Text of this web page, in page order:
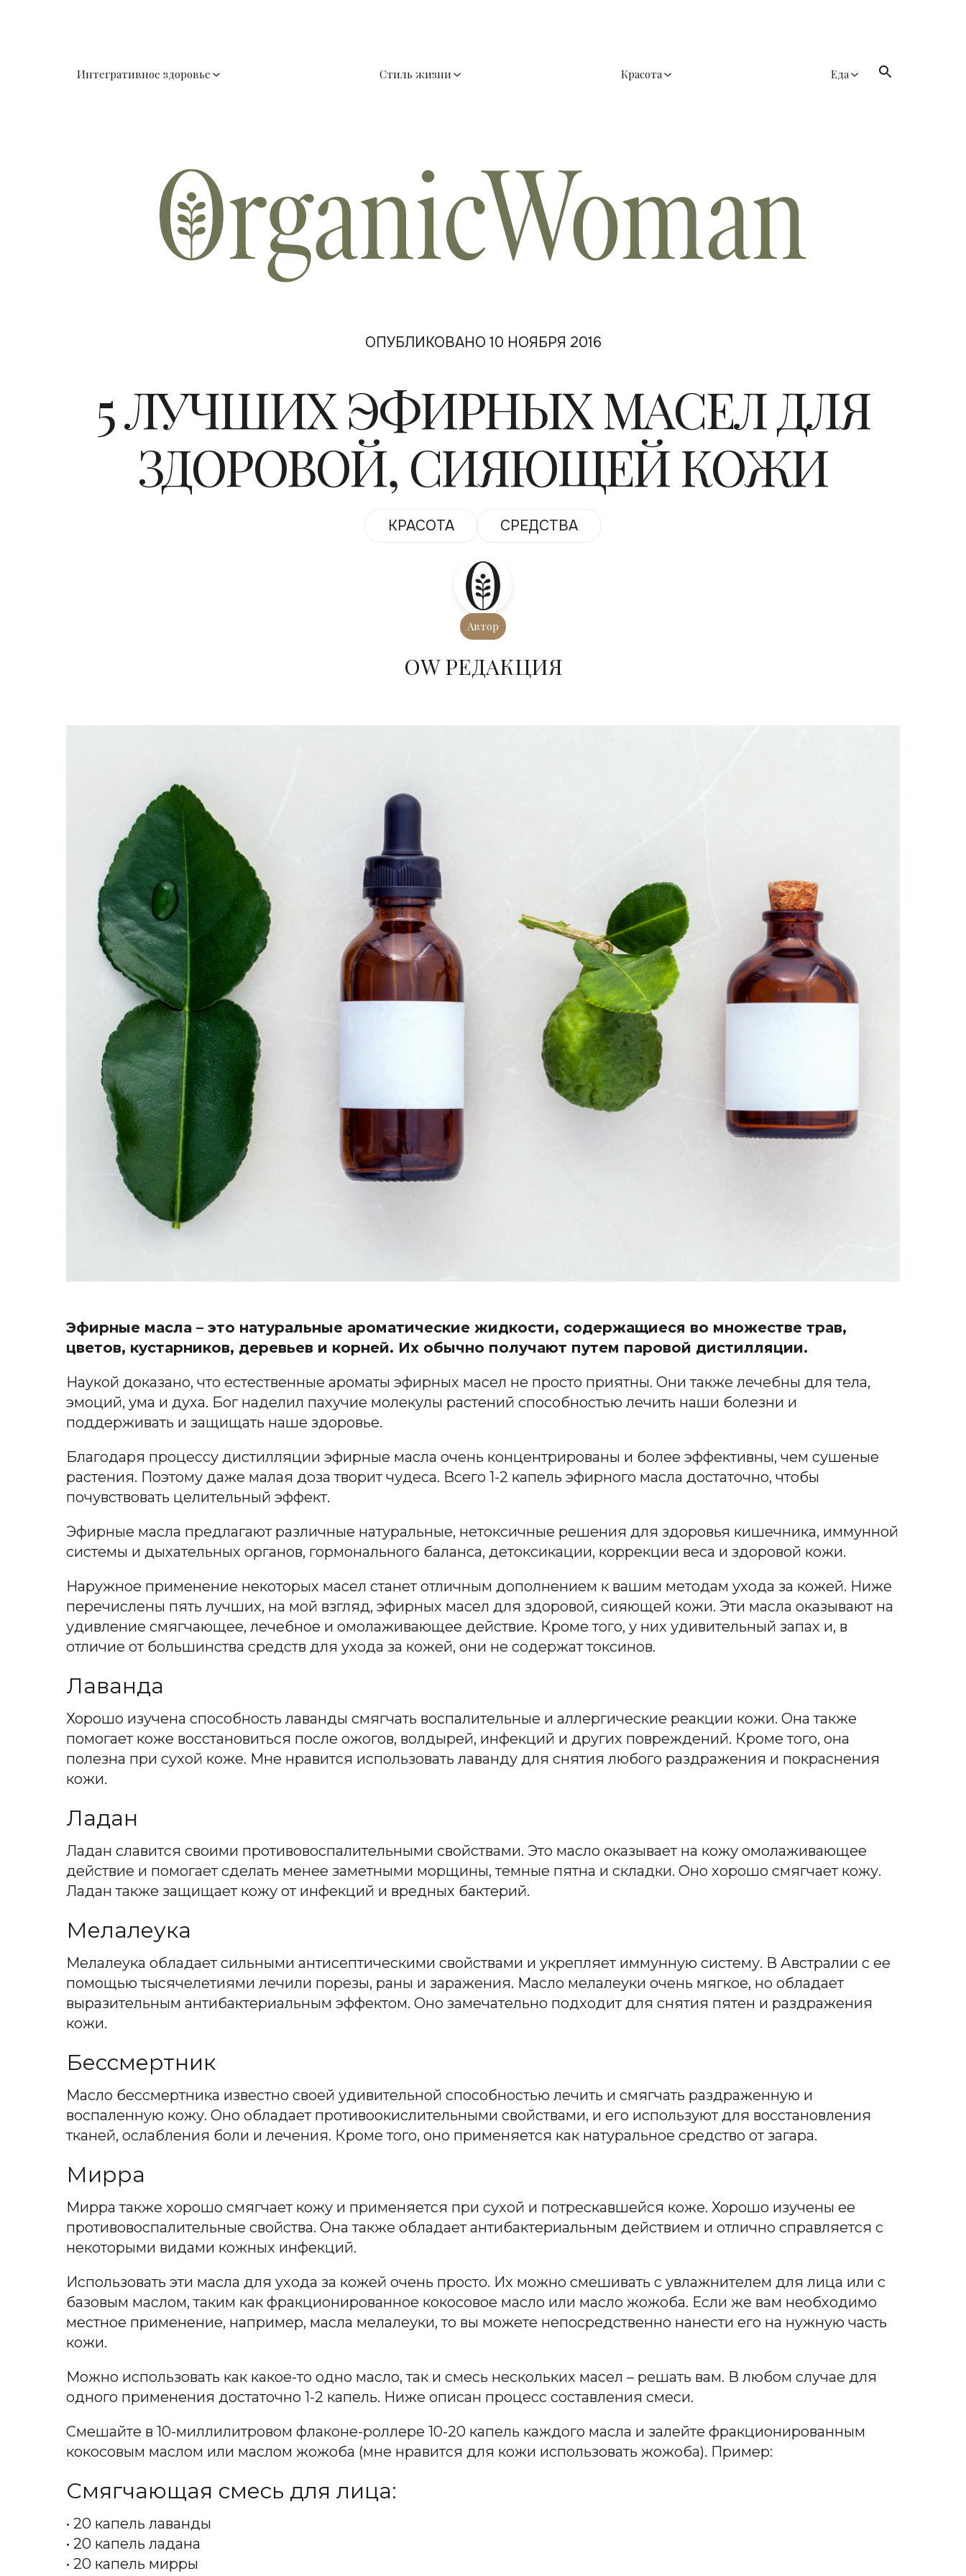
Интегративное здоровье Стиль жизни Красота Еда
ОПУБЛИКОВАНО 10 НОЯБРЯ 2016
5 ЛУЧШИХ ЭФИРНЫХ МАСЕЛ ДЛЯ
ЗДОРОВОЙ, СИЯЮЩЕЙ КОЖИ
КРАСОТА СРЕДСТВА
Автор
ОW РЕДАКЦИЯ
Эфирные масла – это натуральные ароматические жидкости, содержащиеся во множестве трав,
цветов, кустарников, деревьев и корней. Их обычно получают путем паровой дистилляции.
Наукой доказано, что естественные ароматы эфирных масел не просто приятны. Они также лечебны для тела,
эмоций, ума и духа. Бог наделил пахучие молекулы растений способностью лечить наши болезни и
поддерживать и защищать наше здоровье.
Благодаря процессу дистилляции эфирные масла очень концентрированы и более эффективны, чем сушеные
растения. Поэтому даже малая доза творит чудеса. Всего 1-2 капель эфирного масла достаточно, чтобы
почувствовать целительный эффект.
Эфирные масла предлагают различные натуральные, нетоксичные решения для здоровья кишечника, иммунной
системы и дыхательных органов, гормонального баланса, детоксикации, коррекции веса и здоровой кожи.
Наружное применение некоторых масел станет отличным дополнением к вашим методам ухода за кожей. Ниже
перечислены пять лучших, на мой взгляд, эфирных масел для здоровой, сияющей кожи. Эти масла оказывают на
удивление смягчающее, лечебное и омолаживающее действие. Кроме того, у них удивительный запах и, в
отличие от большинства средств для ухода за кожей, они не содержат токсинов.
Лаванда
Хорошо изучена способность лаванды смягчать воспалительные и аллергические реакции кожи. Она также
помогает коже восстановиться после ожогов, волдырей, инфекций и других повреждений. Кроме того, она
полезна при сухой коже. Мне нравится использовать лаванду для снятия любого раздражения и покраснения
кожи.
Ладан
Ладан славится своими противовоспалительными свойствами. Это масло оказывает на кожу омолаживающее
действие и помогает сделать менее заметными морщины, темные пятна и складки. Оно хорошо смягчает кожу.
Ладан также защищает кожу от инфекций и вредных бактерий.
Мелалеука
Мелалеука обладает сильными антисептическими свойствами и укрепляет иммунную систему. В Австралии с ее
помощью тысячелетиями лечили порезы, раны и заражения. Масло мелалеуки очень мягкое, но обладает
выразительным антибактериальным эффектом. Оно замечательно подходит для снятия пятен и раздражения
кожи.
Бессмертник
Масло бессмертника известно своей удивительной способностью лечить и смягчать раздраженную и
воспаленную кожу. Оно обладает противоокислительными свойствами, и его используют для восстановления
тканей, ослабления боли и лечения. Кроме того, оно применяется как натуральное средство от загара.
Мирра
Мирра также хорошо смягчает кожу и применяется при сухой и потрескавшейся коже. Хорошо изучены ее
противовоспалительные свойства. Она также обладает антибактериальным действием и отлично справляется с
некоторыми видами кожных инфекций.
Использовать эти масла для ухода за кожей очень просто. Их можно смешивать с увлажнителем для лица или с
базовым маслом, таким как фракционированное кокосовое масло или масло жожоба. Если же вам необходимо
местное применение, например, масла мелалеуки, то вы можете непосредственно нанести его на нужную часть
кожи.
Можно использовать как какое-то одно масло, так и смесь нескольких масел – решать вам. В любом случае для
одного применения достаточно 1-2 капель. Ниже описан процесс составления смеси.
Смешайте в 10-миллилитровом флаконе-роллере 10-20 капель каждого масла и залейте фракционированным
кокосовым маслом или маслом жожоба (мне нравится для кожи использовать жожоба). Пример:
Смягчающая смесь для лица:
• 20 капель лаванды
• 20 капель ладана
• 20 капель мирры